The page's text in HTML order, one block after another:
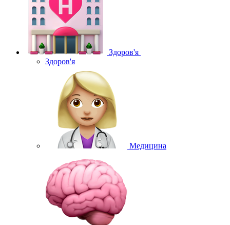
Здоров'я
Здоров'я
Медицина